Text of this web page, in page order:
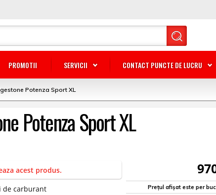
PROMOTII SERVICII CONTACT PUNCTE DE LUCRU
Potenza Sport XL
Potenza Sport XL
acest produs.
Prețul afișat este per